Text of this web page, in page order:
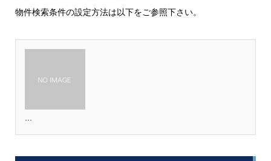
物件検索条件の設定方法は以下をご参照下さい。
...